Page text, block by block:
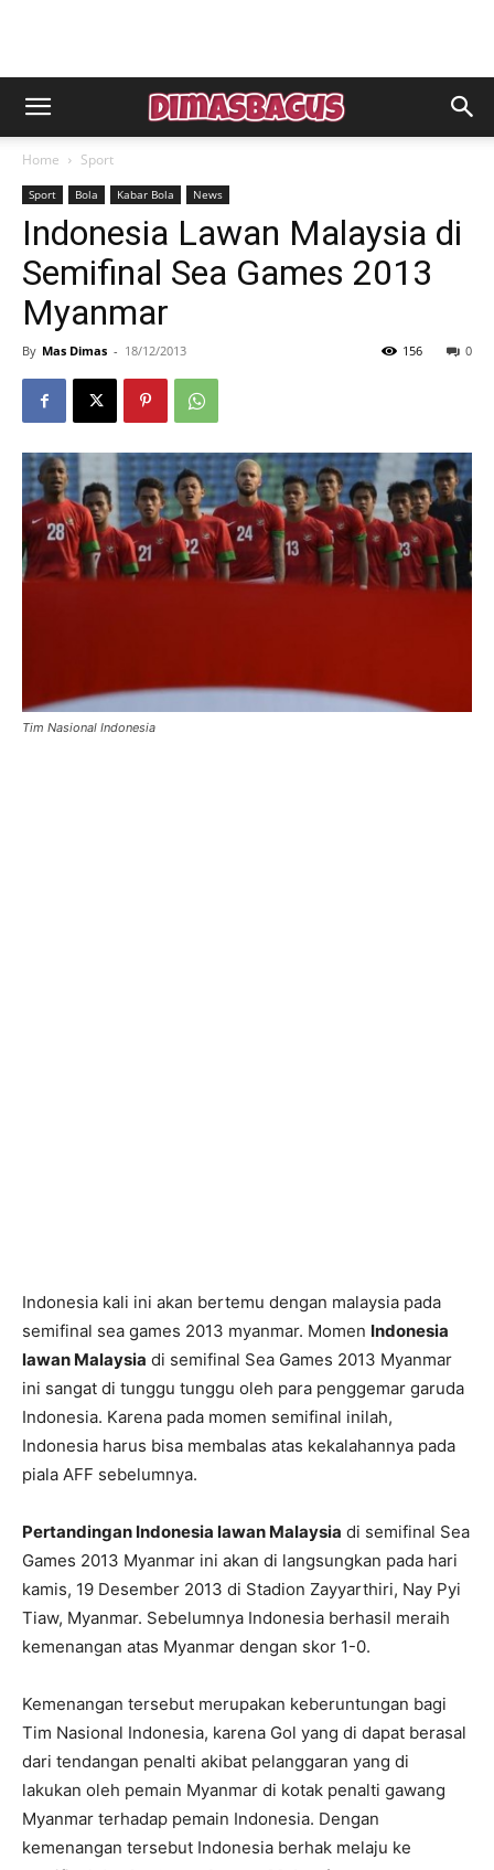
Home Sport
Sport Bola Kabar Bola News
Indonesia Lawan Malaysia di
Semifinal Sea Games 2013
Myanmar
By Mas Dimas - 18/12/2013 0
156
Tim Nasional Indonesia
Indonesia kali ini akan bertemu dengan malaysia pada
semifinal sea games 2013 myanmar. Momen Indonesia
lawan Malaysia di semifinal Sea Games 2013 Myanmar
ini sangat di tunggu tunggu oleh para penggemar garuda
Indonesia. Karena pada momen semifinal inilah,
Indonesia harus bisa membalas atas kekalahannya pada
piala AFF sebelumnya.
Pertandingan Indonesia lawan Malaysia di semifinal Sea
Games 2013 Myanmar ini akan di langsungkan pada hari
kamis, 19 Desember 2013 di Stadion Zayyarthiri, Nay Pyi
Tiaw, Myanmar. Sebelumnya Indonesia berhasil meraih
kemenangan atas Myanmar dengan skor 1-0.
Kemenangan tersebut merupakan keberuntungan bagi
Tim Nasional Indonesia, karena Gol yang di dapat berasal
dari tendangan penalti akibat pelanggaran yang di
lakukan oleh pemain Myanmar di kotak penalti gawang
Myanmar terhadap pemain Indonesia. Dengan
kemenangan tersebut Indonesia berhak melaju ke